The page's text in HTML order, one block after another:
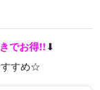
でお得!!⬇︎
すすめ☆